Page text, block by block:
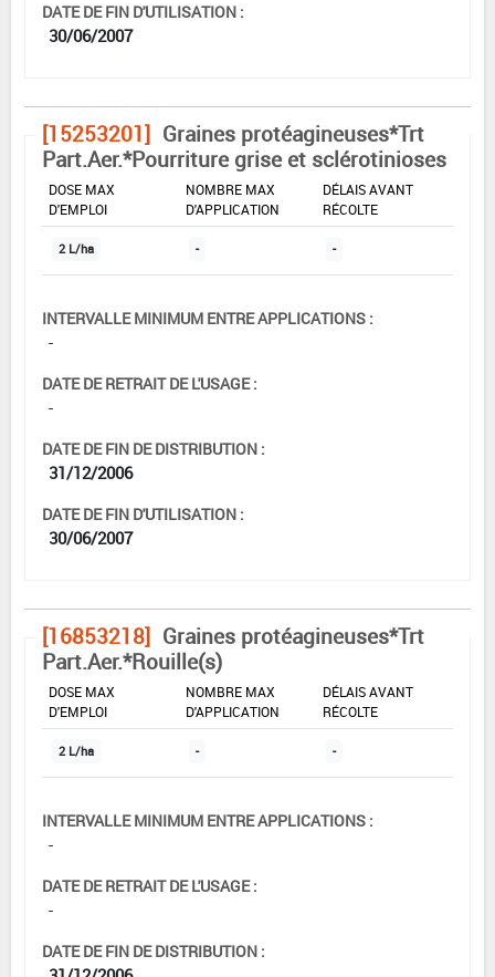
DATE DE FIN D'UTILISATION :
30/06/2007
[15253201] Graines protéagineuses*Trt
Part.Aer.*Pourriture grise et sclérotinioses
DOSE MAX
D'EMPLOI
NOMBRE MAX
D'APPLICATION
DÉLAIS AVANT
RÉCOLTE
2 L/ha - -
INTERVALLE MINIMUM ENTRE APPLICATIONS :
-
DATE DE RETRAIT DE L'USAGE :
-
DATE DE FIN DE DISTRIBUTION :
31/12/2006
DATE DE FIN D'UTILISATION :
30/06/2007
[16853218] Graines protéagineuses*Trt
Part.Aer.*Rouille(s)
DOSE MAX
D'EMPLOI
NOMBRE MAX
D'APPLICATION
DÉLAIS AVANT
RÉCOLTE
2 L/ha - -
INTERVALLE MINIMUM ENTRE APPLICATIONS :
-
DATE DE RETRAIT DE L'USAGE :
-
DATE DE FIN DE DISTRIBUTION :